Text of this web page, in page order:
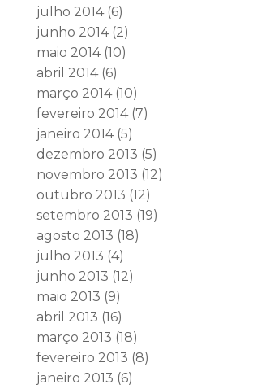
julho 2014(6)
junho 2014(2)
maio 2014(10)
abril 2014(6)
março 2014(10)
fevereiro 2014(7)
janeiro 2014(5)
dezembro 2013 (5)
novembro 2013 (12)
outubro 2013 (12)
setembro 2013 (19)
agosto 2013 (18)
julho 2013 (4)
junho 2013 (12)
maio 2013 (9)
abril 2013 (16)
março 2013 (18)
fevereiro 2013 (8)
janeiro 2013 (6)